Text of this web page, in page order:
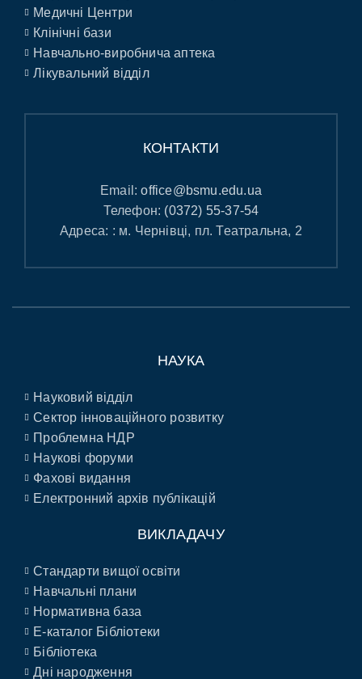
Медичні Центри
Клінічні бази
Навчально-виробнича аптека
Лікувальний відділ
КОНТАКТИ
Email:office@bsmu.edu.ua
Телефон: (0372) 55-37-54
Адреса: : м. Чернівці, пл. Театральна, 2
НАУКА
Науковий відділ
Сектор інноваційного розвитку
Проблемна НДР
Наукові форуми
Фахові видання
Електронний архів публікацій
ВИКЛАДАЧУ
Стандарти вищої освіти
Навчальні плани
Нормативна база
E-каталог Бібліотеки
Бібліотека
Дні народження